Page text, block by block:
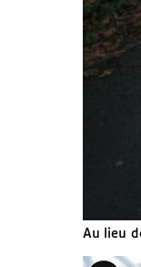
Au lieu